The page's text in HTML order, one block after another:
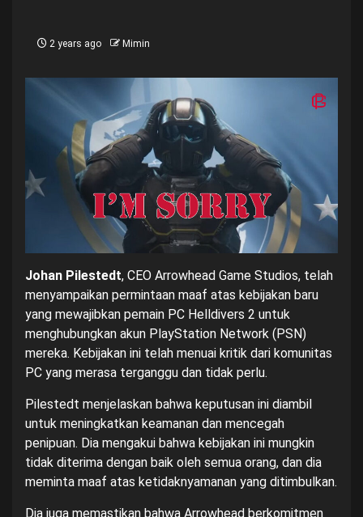
2 years ago Mimin
Johan Pilestedt, CEO Arrowhead Game Studios, telah
menyampaikan permintaan maaf atas kebijakan baru
yang mewajibkan pemain PC Helldivers 2 untuk
menghubungkan akun PlayStation Network (PSN)
mereka. Kebijakan ini telah menuai kritik dari komunitas
PC yang merasa terganggu dan tidak perlu.
Pilestedt menjelaskan bahwa keputusan ini diambil
untuk meningkatkan keamanan dan mencegah
penipuan. Dia mengakui bahwa kebijakan ini mungkin
tidak diterima dengan baik oleh semua orang, dan dia
meminta maaf atas ketidaknyamanan yang ditimbulkan.
Dia juga memastikan bahwa Arrowhead berkomitmen